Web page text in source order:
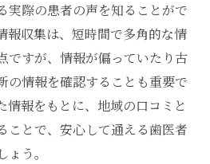
実際の患者の声を知ることがで
報収集は、短時間で多角的な情
ですが、情報が偏っていたり古
の情報を確認することも重要で
情報をもとに、地域の口コミと
ことで、安心して通える歯医者
う。